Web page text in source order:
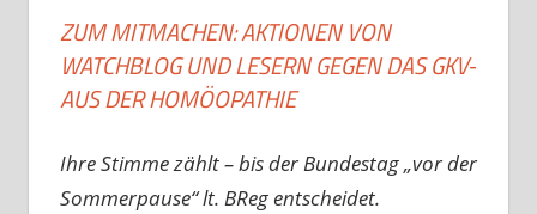
ZUM MITMACHEN: AKTIONEN VON
WATCHBLOG UND LESERN GEGEN DAS GKV-
AUS DER HOMÖOPATHIE
Ihre Stimme zählt – bis der Bundestag „vor der
Sommerpause“ lt. BReg entscheidet.